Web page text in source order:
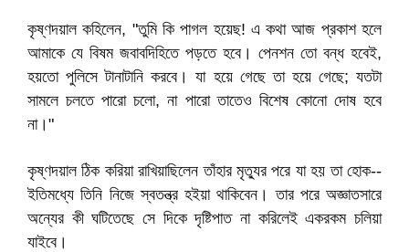
কৃষ্ণদয়াল কহিলেন, "তুমি কি পাগল হয়েছ! এ কথা আজ প্রকাশ হলে
আমাকে যে বিষম জবাবদিহিতে পড়তে হবে। পেনশন তো বন্ধ হবেই,
হয়তো পুলিসে টানাটানি করবে। যা হয়ে গেছে তা হয়ে গেছে; যতটা
সামলে চলতে পারো চলো, না পারো তাতেও বিশেষ কোনো দোষ হবে
না।"
কৃষ্ণদয়াল ঠিক করিয়া রাখিয়াছিলেন তাঁহার মৃত্যুর পরে যা হয় তা হোক--
ইতিমধ্যে তিনি নিজে স্বতন্ত্র হইয়া থাকিবেন। তার পরে অজ্ঞাতসারে
অন্যের কী ঘটিতেছে সে দিকে দৃষ্টিপাত না করিলেই একরকম চলিয়া
যাইবে।